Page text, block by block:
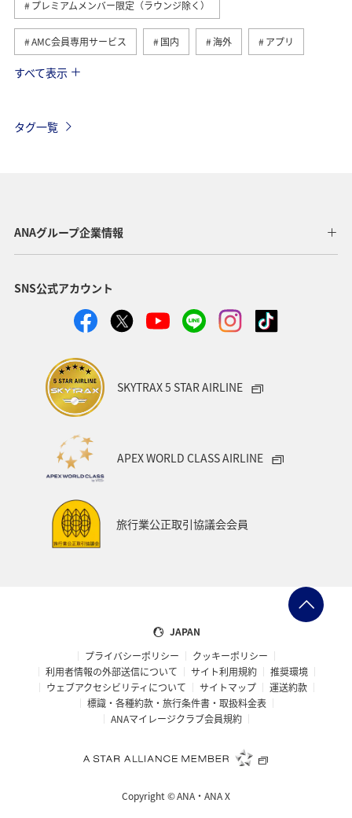
プレミアムメンバー限定（ラウンジ除く）
AMC会員専用サービス 国内 海外 アプリ
旅マエ
すべて表示
タグ一覧
ANAグループ企業情報
SNS公式アカウント
SKYTRAX 5 STAR AIRLINE
APEX WORLD CLASS AIRLINE
旅行業公正取引協議会会員
JAPAN
プライバシーポリシー
クッキーポリシー
利用者情報の外部送信について
サイト利用規約
推奨環境
ウェブアクセシビリティについて
サイトマップ
運送約款
標識・各種約款・旅行条件書・取扱料金表
ANAマイレージクラブ会員規約
Copyright ©ANA・ANA X